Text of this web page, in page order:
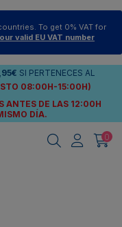
To get 0% VAT for
valid EU VAT number
SI PERTENECES AL
08:00H-15:00H)
ANTES DE LAS 12:00H
DÍA.
0